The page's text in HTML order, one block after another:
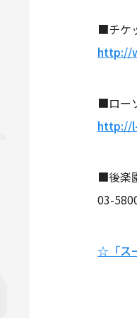
■チケ
http://
■ロー
http://
■後楽
03-
☆「ス